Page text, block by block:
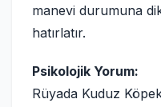
manevi durumuna
hatırlatır.
Psikolojik Yorum:
Rüyada Kuduz